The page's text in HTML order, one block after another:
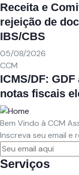
Receita e
rejeição de
IBS/CBS
05/08/2026
CCM
ICMS/DF:
notas fiscais
Bem Vindo à CCM
Inscreva seu email e
Serviços